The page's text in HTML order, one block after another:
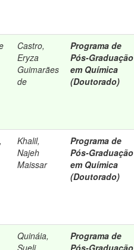
Castro,
Eryza
Guimarães
de
Programa de
Pós-Graduação
em Química
(Doutorado)
Khalil,
Najeh
Maissar
Programa de
Pós-Graduação
em Química
(Doutorado)
Quináia,
Sueli
Programa de
Pós-Graduação